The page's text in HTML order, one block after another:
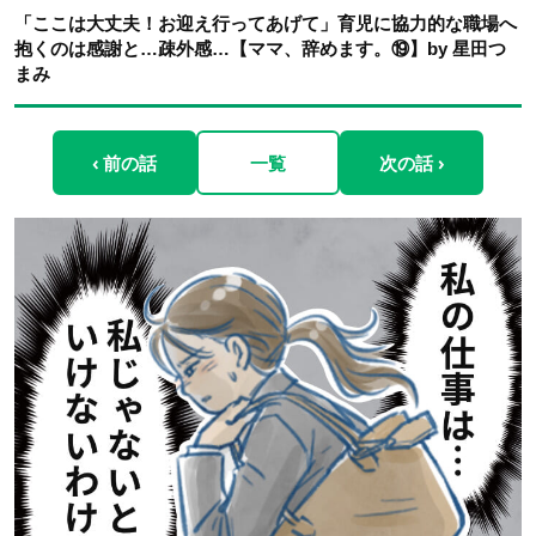
「ここは大丈夫！お迎え行ってあげて」育児に協力的な職場へ
抱くのは感謝と…疎外感…【ママ、辞めます。⑲】by 星田つ
まみ
‹ 前の話 一覧 次の話 ›